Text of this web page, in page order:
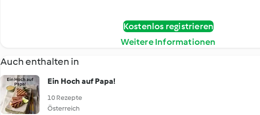
Kostenlos registrieren
Weitere Informationen
Auch enthalten in
Ein Hoch auf Papa!
10 Rezepte
Österreich